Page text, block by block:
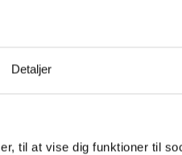
Detaljer
til at vise dig funktioner til
Bringe bitte